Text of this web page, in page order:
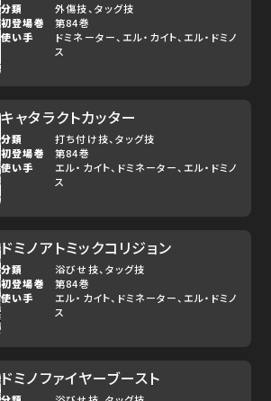
分類 外傷技 タッグ技
初登場巻
第84巻
使い手
ドミネーター エル・カイト エル・ドミノ
ス
キャタラクトカッター
分類 打ち付け技 タッグ技
初登場巻
第84巻
使い手
エル・カイト ドミネーター エル・ドミノ
ス
ドミノアトミックコリジョン
分類 浴びせ技 タッグ技
初登場巻
第84巻
使い手
エル・カイト ドミネーター エル・ドミノ
ス
ドミノファイヤーブースト